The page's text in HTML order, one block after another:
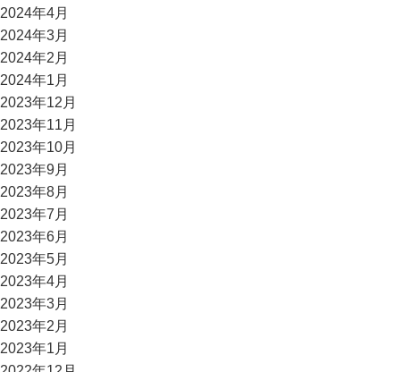
2024年4月
2024年3月
2024年2月
2024年1月
2023年12月
2023年11月
2023年10月
2023年9月
2023年8月
2023年7月
2023年6月
2023年5月
2023年4月
2023年3月
2023年2月
2023年1月